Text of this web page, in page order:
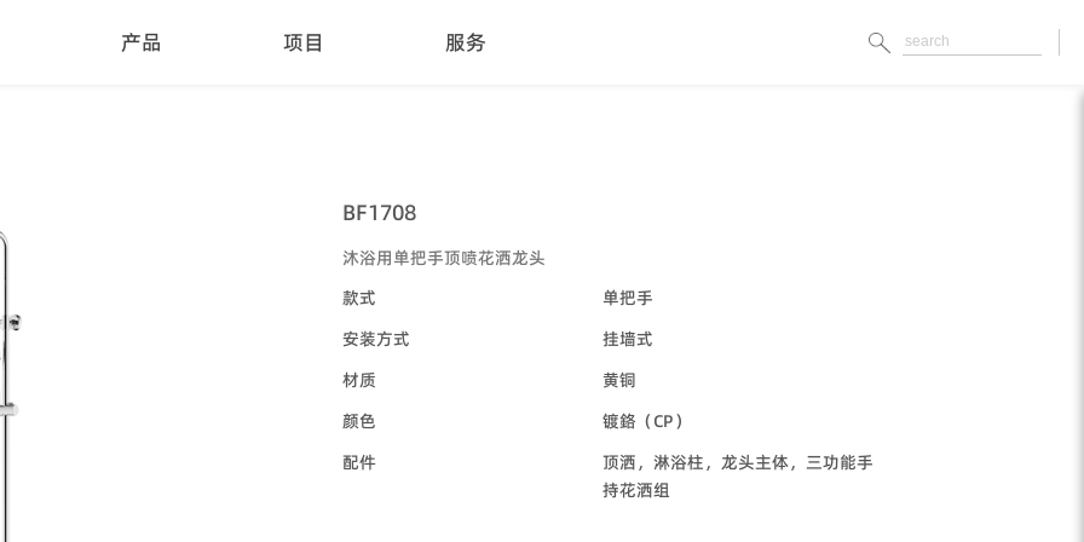
产品 项目 服务
BF1708
沐浴用单把手顶喷花洒龙头
款式
单把手
安装方式
挂墙式
材质
黄铜
颜色
镀鉻（CP）
配件
顶洒，淋浴柱，龙头主体，三功能手
持花洒组